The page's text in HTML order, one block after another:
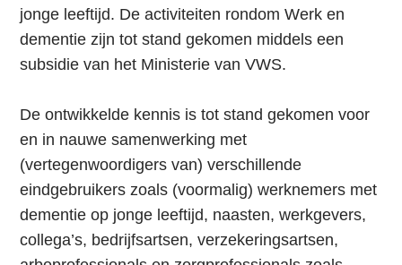
jonge leeftijd. De activiteiten rondom Werk en
dementie zijn tot stand gekomen middels een
subsidie van het Ministerie van VWS.
De ontwikkelde kennis is tot stand gekomen voor
en in nauwe samenwerking met
(vertegenwoordigers van) verschillende
eindgebruikers zoals (voormalig) werknemers met
dementie op jonge leeftijd, naasten, werkgevers,
collega’s, bedrijfsartsen, verzekeringsartsen,